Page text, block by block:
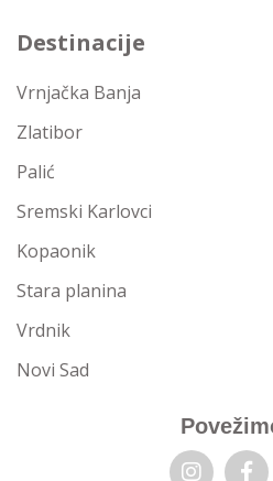
Destinacije
Vrnjačka Banja
Zlatibor
Palić
Sremski Karlovci
Kopaonik
Stara planina
Vrdnik
Novi Sad